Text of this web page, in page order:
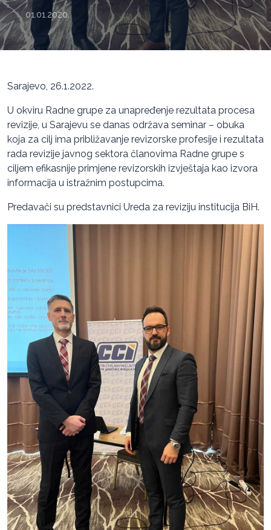
01.01.2020.
Sarajevo, 26.1.2022.
U okviru Radne grupe za unapređenje rezultata procesa
revizije, u Sarajevu se danas održava seminar – obuka
koja za cilj ima približavanje revizorske profesije i rezultata
rada revizije javnog sektora članovima Radne grupe s
ciljem efikasnije primjene revizorskih izvještaja kao izvora
informacija u istražnim postupcima.
Predavači su predstavnici Ureda za reviziju institucija BiH.